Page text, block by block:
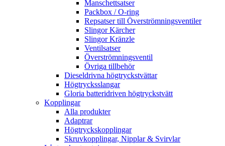
Manschettsatser
Packbox / O-ring
Repsatser till Överströmningsventiler
Slingor Kärcher
Slingor Kränzle
Ventilsatser
Överströmningsventil
Övriga tillbehör
Dieseldrivna högtryckstvättar
Högtrycksslangar
Gloria batteridriven högtryckstvätt
Kopplingar
Alla produkter
Adaptrar
Högtryckskopplingar
Skruvkopplingar, Nipplar & Svirvlar